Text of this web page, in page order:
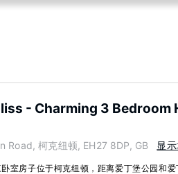
- Charming 3 Bedroom
Road, 柯克纽顿, EH27 8DP, GB 显
室房子位于柯克纽顿，距离爱丁堡公园和爱